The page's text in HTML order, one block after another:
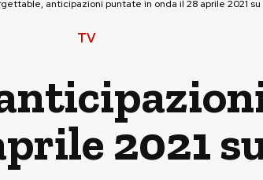
anticipazioni puntate in onda il 28 aprile 2021 su
TV
2021